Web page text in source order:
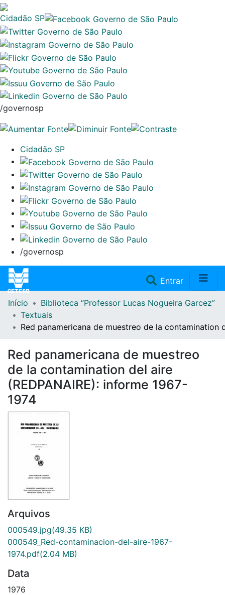
Cidadão SP
/governosp
Cidadão SP
/governosp
Entrar(current)
Home
Repositório
Doações/Aquisições
Início
Biblioteca “Professor Lucas Nogueira Garcez”
Textuais
Red panamericana de muestreo de la contamination
Red panamericana de muestreo
de la contamination del aire
(REDPANAIRE): informe 1967-
1974
Arquivos
000549.jpg(49.35 KB)
000549_Red-contaminacion-del-aire-1967-
1974.pdf(2.04 MB)
Data
1976